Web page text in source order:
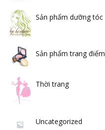
Sản phẩm dưỡng tóc
Sản phẩm trang điểm
Thời trang
Uncategorized